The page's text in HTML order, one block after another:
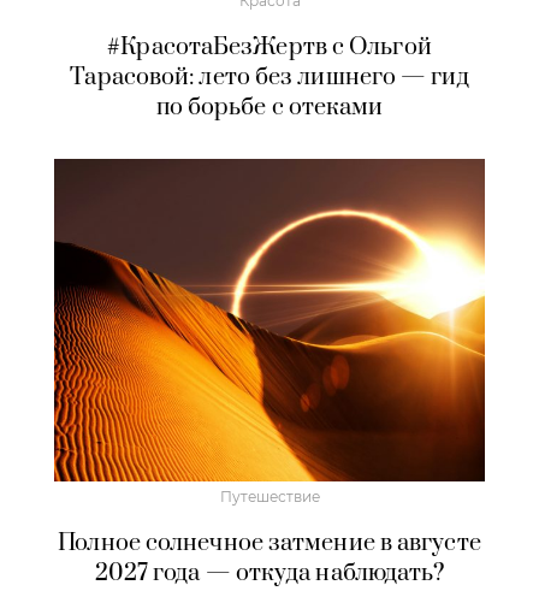
#КрасотаБезЖертв с Ольгой
Тарасовой: лето без лишнего — гид
по борьбе с отеками
Путешествие
Полное солнечное затмение в августе
2027 года — откуда наблюдать?